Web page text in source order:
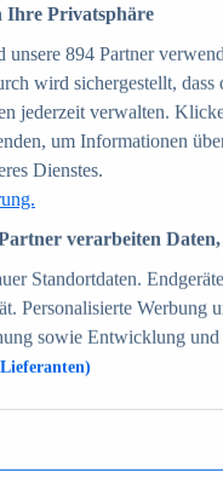
39.000 Online-Shops
70+
Ihre Privatsphäre
unsere 894 Partner
wird sichergestellt,
jederzeit verwalten.
um Informationen
Dienstes.
verarbeiten
Standortdaten.
Personalisierte Werbung
sowie Entwicklung